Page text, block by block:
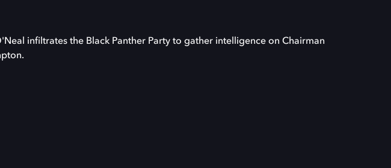
infiltrates the Black Panther Party to gather intelligence on Chairman